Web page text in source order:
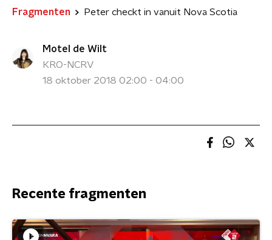
Fragmenten Peter checkt in vanuit Nova Scotia
Motel de Wilt
KRO-NCRV
18 oktober 2018 02:00 - 04:00
Recente fragmenten